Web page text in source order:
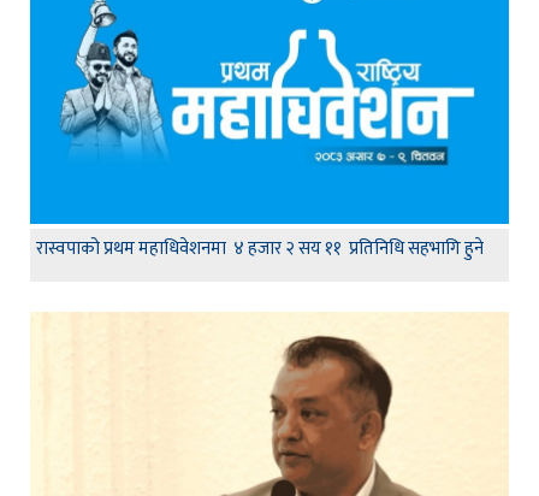
रास्वपाको प्रथम महाधिवेशनमा ४ हजार २ सय ११ प्रतिनिधि सहभागि हुने